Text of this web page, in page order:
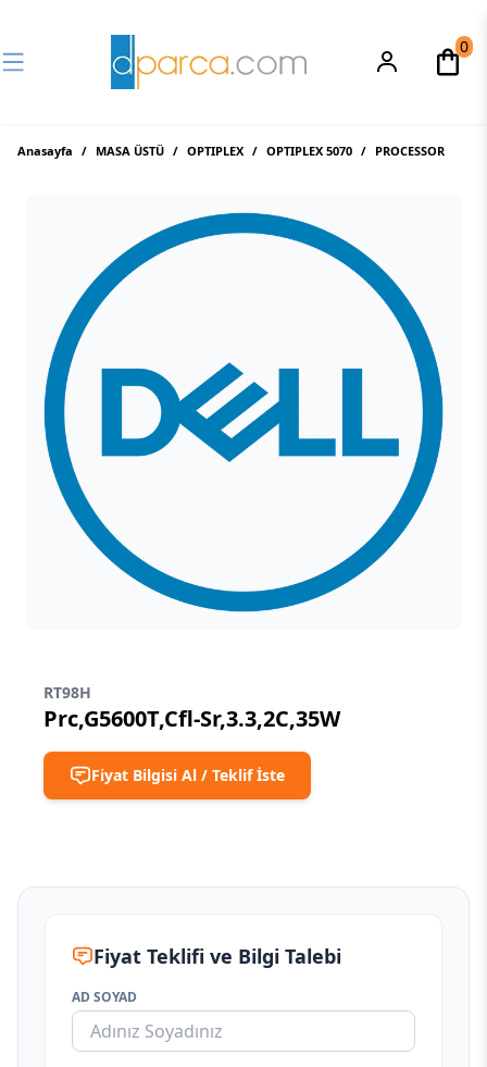
0
Anasayfa / MASA ÜSTÜ / OPTIPLEX / OPTIPLEX 5070 / PROCESSOR
RT98H
Prc,G5600T,Cfl-Sr,3.3,2C,35W
Fiyat Bilgisi Al / Teklif İste
Fiyat Teklifi ve Bilgi Talebi
AD SOYAD